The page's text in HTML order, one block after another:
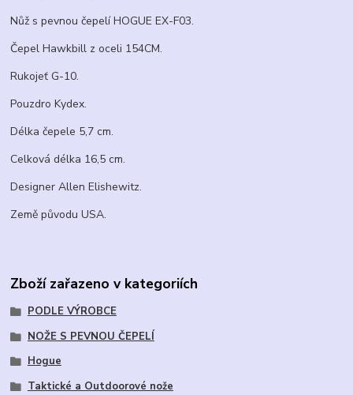
Nůž s pevnou čepelí HOGUE EX-F03.
Čepel Hawkbill z oceli 154CM.
Rukojeť G-10.
Pouzdro Kydex.
Délka čepele 5,7 cm.
Celková délka 16,5 cm.
Designer Allen Elishewitz.
Země původu USA.
Zboží zařazeno v kategoriích
PODLE VÝROBCE
NOŽE S PEVNOU ČEPELÍ
Hogue
Taktické a Outdoorové nože